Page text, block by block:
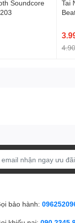
Soundcore
Tai
bảo hành: